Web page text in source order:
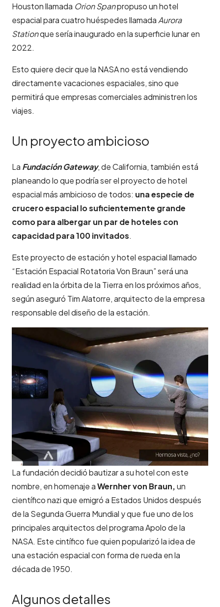
Houston llamada Orion Spanpropuso un hotel
espacial para cuatro huéspedes llamadaAurora
Stationque sería inaugurado en la superficie lunar en
2022.
Esto quiere decir que la NASA no está vendiendo
directamente vacaciones espaciales, sino que
permitirá que empresas comerciales administren los
viajes.
Un proyecto ambicioso
La Fundación Gateway, de California, también está
planeando lo que podría ser el proyecto de hotel
espacial más ambicioso de todos: una especie de
crucero espacial lo suficientemente grande
como para albergar un par de hoteles con
capacidad para 100 invitados.
Este proyecto de estación y hotel espacial llamado
“Estación Espacial Rotatoria Von Braun” será una
realidad en la órbita de la Tierra en los próximos años,
según aseguró Tim Alatorre, arquitecto de la empresa
responsable del diseño de la estación.
La fundación decidió bautizar a su hotel con este
nombre, en homenaje aWernher von Braun,un
científico nazi que emigró a Estados Unidos después
de la Segunda Guerra Mundial y que fue uno de los
principales arquitectos del programa Apolo de la
NASA. Este cintífico fue quien popularizó la idea de
una estación espacial con forma de rueda en la
década de 1950.
Algunos detalles